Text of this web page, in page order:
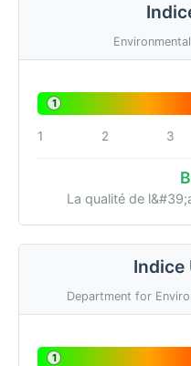
1
1 2 3
La qualité de
Indice
Department for
1